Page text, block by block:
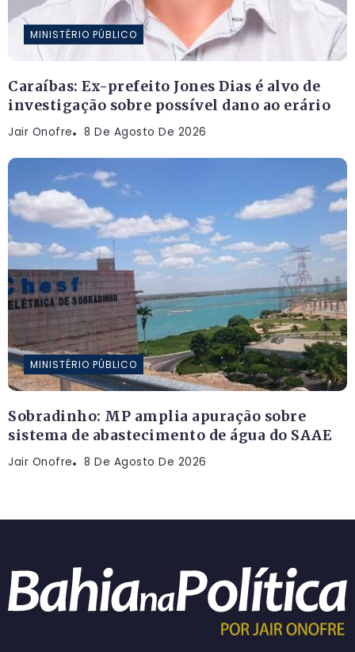
MINISTÉRIO PÚBLICO
Caraíbas: Ex-prefeito Jones Dias é alvo de
investigação sobre possível dano ao erário
Jair Onofre 8 De Agosto De 2026
MINISTÉRIO PÚBLICO
Sobradinho: MP amplia apuração sobre
sistema de abastecimento de água do SAAE
Jair Onofre 8 De Agosto De 2026